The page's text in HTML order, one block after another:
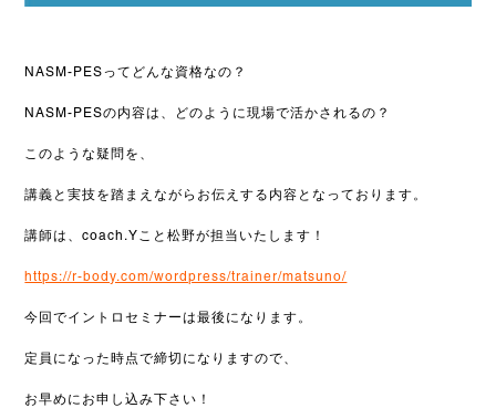
NASM-PESってどんな資格なの？
NASM-PESの内容は、どのように現場で活かされるの？
このような疑問を、
講義と実技を踏まえながらお伝えする内容となっております。
講師は、coach.Yこと松野が担当いたします！
https://r-body.com/wordpress/trainer/matsuno/
今回でイントロセミナーは最後になります。
定員になった時点で締切になりますので、
お早めにお申し込み下さい！